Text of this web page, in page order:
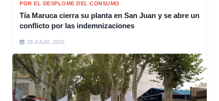
POR EL DESPLOME DEL CONSUMO
Tía Maruca cierra su planta en San Juan y se abre un
conflicto por las indemnizaciones
29 JULIO, 2026